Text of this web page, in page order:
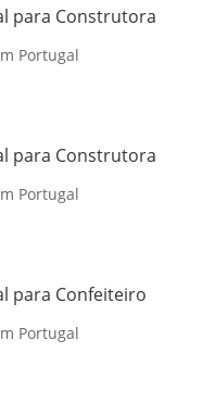
para Construtora
Portugal
para Construtora
Portugal
para Confeiteiro
Portugal